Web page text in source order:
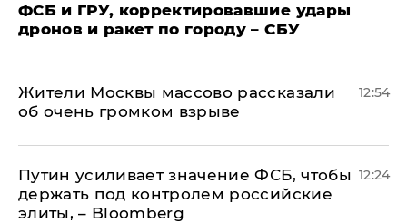
ФСБ и ГРУ, корректировавшие удары
дронов и ракет по городу – СБУ
Жители Москвы массово рассказали
об очень громком взрыве
12:54
Путин усиливает значение ФСБ, чтобы
держать под контролем российские
элиты, – Bloomberg
12:24